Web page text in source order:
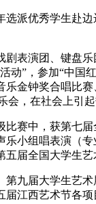
派优秀学生赴
表演团、键盘
动”，参加“中国
金钟奖合唱比
会，在社会上引
赛中，获第七
小组唱表演（
届全国大学生艺
九届大学生艺
江西艺术节各